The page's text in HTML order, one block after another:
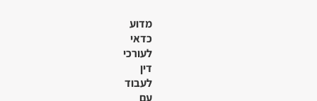
מדוע
כדאי
לעורכי
דין
לעבוד
עם